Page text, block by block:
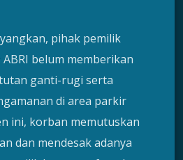
pihak pemilik
belum memberikan
ganti-rugi serta
di area parkir
ini, korban memutuskan
dan mendesak adanya